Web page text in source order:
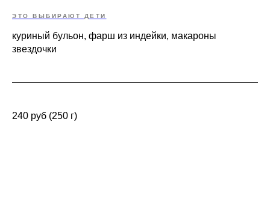
ЭТО ВЫБИРАЮТ ДЕТИ
куриный бульон, фарш из индейки, макароны
звездочки
240 руб (250 г)